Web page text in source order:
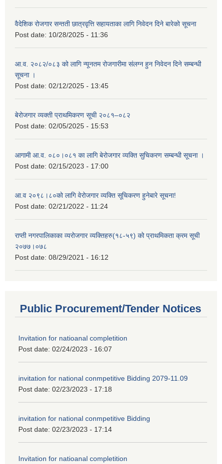
वैदेशिक रोजगार सन्तती छात्रवृत्ति सहायताका लागि निवेदन दिने बारेको सूचना
Post date: 10/28/2025 - 11:36
आ.व. २०८२/०८३ को लागि न्यूनतम रोजगारीमा संलग्न हुन निवेदन दिने सम्बन्धी
सूचना ।
Post date: 02/12/2025 - 13:45
बेरोजगार व्यक्ती प्राथमिकरण सूची २०८१–०८२
Post date: 02/05/2025 - 15:53
आगामी आ.व. ०८०।०८१ का लागि बेरोजगार व्यक्ति सुचिकरण सम्बन्धी सूचना ।
Post date: 02/15/2023 - 17:00
आ.व २०९८।८०को लागि वेरोजगार व्यक्ति सूचिकरण हुनेबारे सूचना!
Post date: 02/21/2022 - 11:24
राप्ती नगरपालिकाका व्यरोजगार व्यक्तिहरु(१८-५९) को प्राथमिकता क्रम सूची
२०७७।०७८
Post date: 08/29/2021 - 16:12
Public Procurement/Tender Notices
Invitation for natioanal completition
Post date: 02/24/2023 - 16:07
invitation for national conmpetitive Bidding 2079-11.09
Post date: 02/23/2023 - 17:18
invitation for national conmpetitive Bidding
Post date: 02/23/2023 - 17:14
Invitation for natioanal completition